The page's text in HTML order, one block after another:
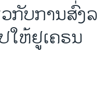
ກັບ​ການ​ສົ່ງ
ຫ້​ຢູ​ເຄ​ຣນ